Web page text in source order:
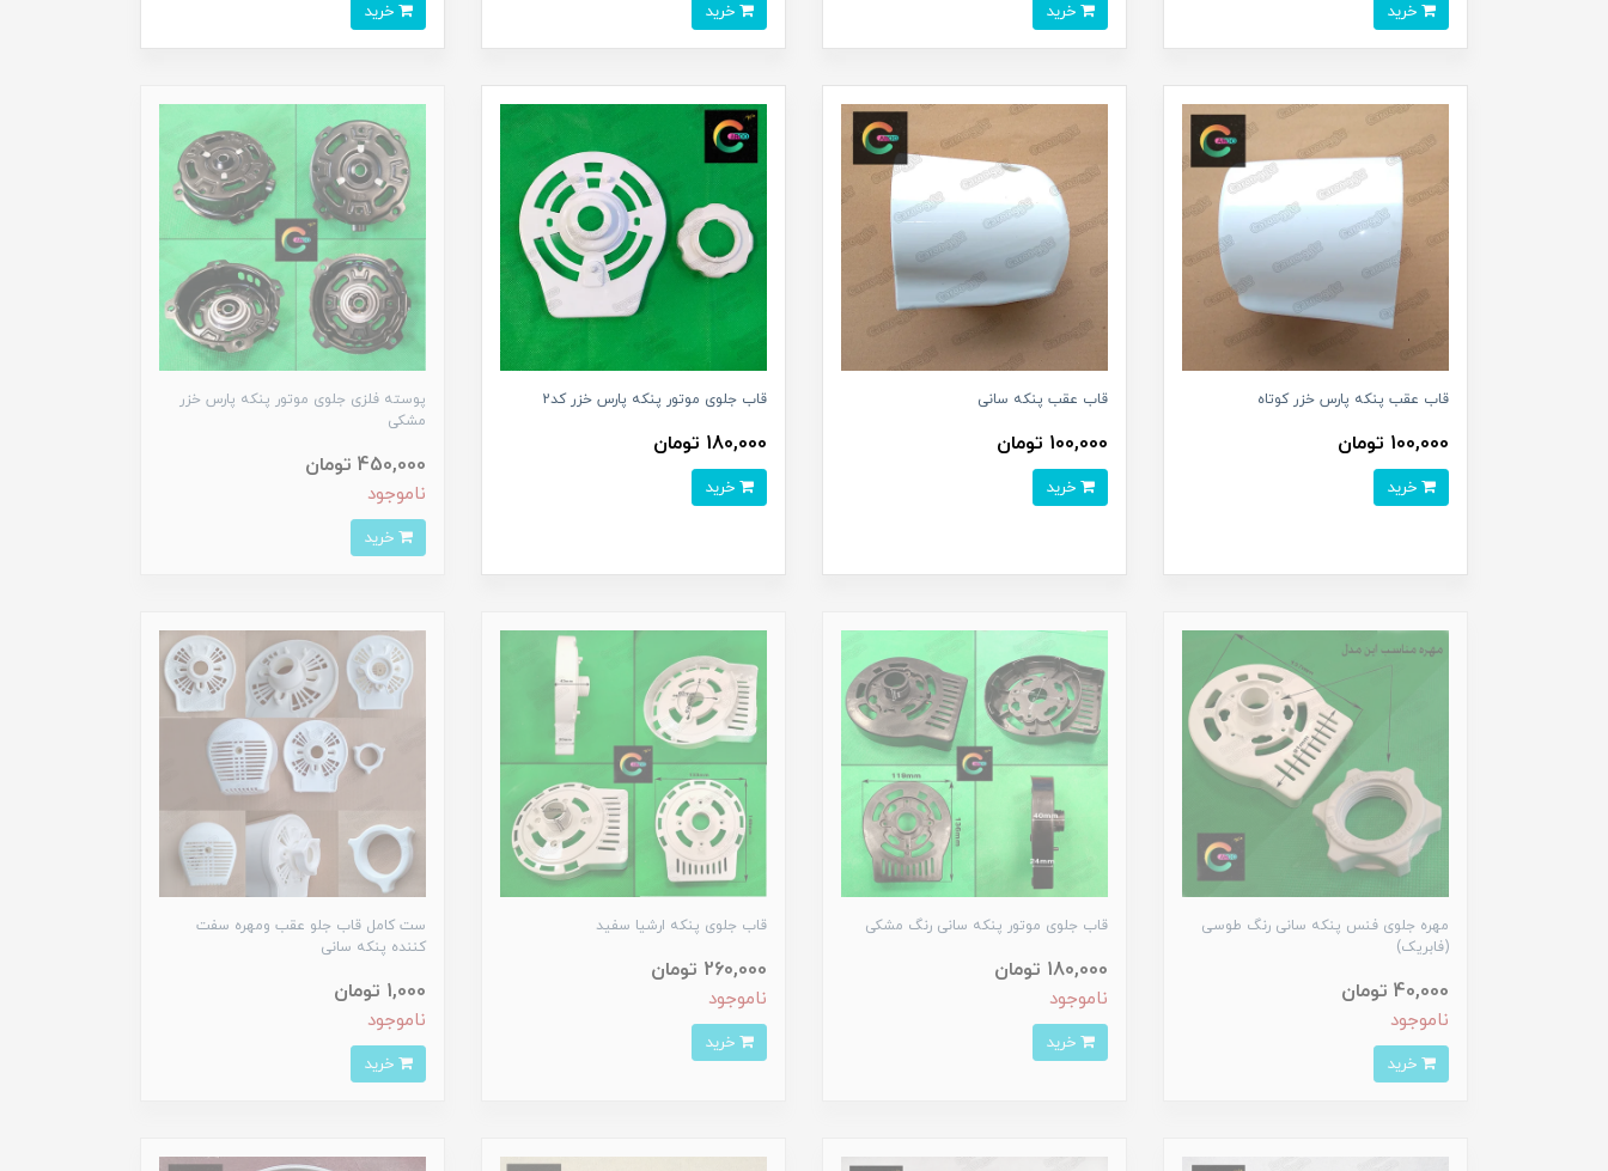
قاب عقب پنکه پارس خزر کوتاه
100,000 تومان
قاب عقب پنکه سانی
100,000 تومان
قاب جلوی موتور پنکه پارس خزر کد2
180,000 تومان
پوسته فلزی جلوی موتور پنکه پارس خزر
مشکی
450,000 تومان
ناموجود
مهره جلوی فنس پنکه سانی رنگ طوسی
(فابریک)
40,000 تومان
ناموجود
قاب جلوی موتور پنکه سانی رنگ مشکی
180,000 تومان
ناموجود
قاب جلوی پنکه ارشیا سفید
260,000 تومان
ناموجود
ست کامل قاب جلو عقب ومهره سفت
کننده پنکه سانی
1,000 تومان
ناموجود